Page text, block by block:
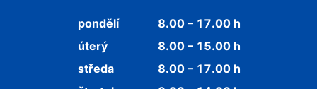
pondělí
8.00 – 17.00 h
úterý
8.00 – 15.00 h
středa
8.00 – 17.00 h